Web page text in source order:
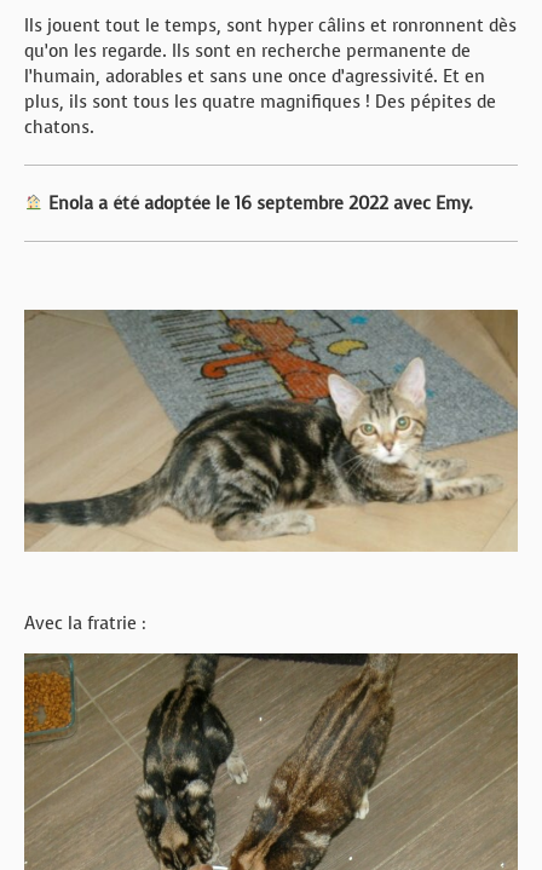
Ils jouent tout le temps, sont hyper câlins et ronronnent dès
qu’on les regarde. Ils sont en recherche permanente de
l’humain, adorables et sans une once d’agressivité. Et en
plus, ils sont tous les quatre magnifiques ! Des pépites de
chatons.
Enola a été adoptée le 16 septembre 2022 avec Emy.
Avec la fratrie :